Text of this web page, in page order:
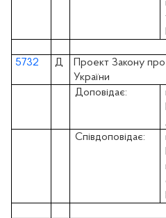
5732 Д
Проект Закону
України
Доповідає:
Співдоповідає: